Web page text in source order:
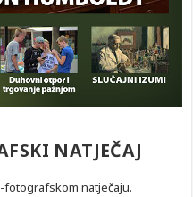
NATJEČAJ
natječaju.